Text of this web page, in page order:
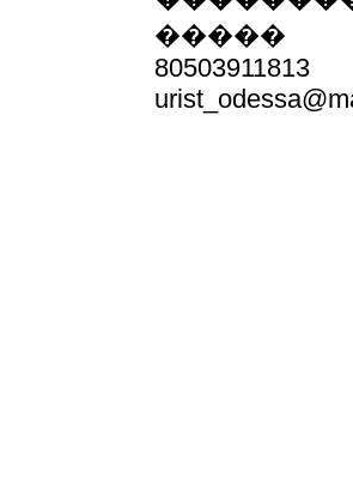
�����
80503911813